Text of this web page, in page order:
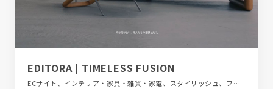
EDITORA | TIMELESS FUSION
ECサイト、インテリア・家具・雑貨・家電、スタイリッシュ、フラットデザイン、ブランド・サービスサイト、ベージュ・ゴールド系